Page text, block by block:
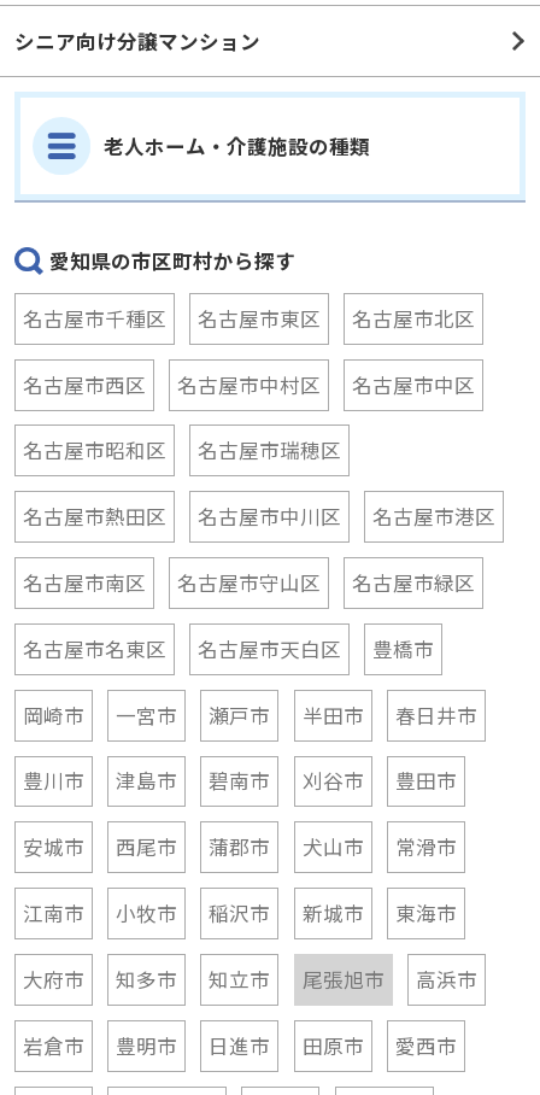
シニア向け分譲マンション
老人ホーム・介護施設の種類
愛知県の市区町村から探す
名古屋市千種区
名古屋市東区 名古屋市北区
名古屋市西区 名古屋市中村区 名古屋市中区
名古屋市昭和区 名古屋市瑞穂区
名古屋市熱田区 名古屋市中川区 名古屋市港区
名古屋市南区 名古屋市守山区 名古屋市緑区
名古屋市名東区 名古屋市天白区 豊橋市
岡崎市 一宮市 瀬戸市 半田市 春日井市
豊川市 津島市 碧南市 刈谷市 豊田市
安城市 西尾市 蒲郡市 犬山市 常滑市
江南市 小牧市 稲沢市 新城市 東海市
大府市 知多市 知立市 尾張旭市 高浜市
岩倉市 豊明市 日進市 田原市 愛西市